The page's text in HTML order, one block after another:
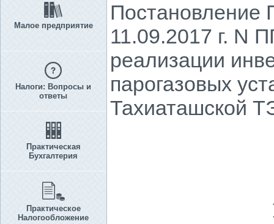
Малое предприятие
Налоги: Вопросы и
ответы
Практическая
Бухгалтерия
Практическое
Налогообложение
Постановление
11.09.2017 г. N
реализации
парогазовых
Тахиаташской